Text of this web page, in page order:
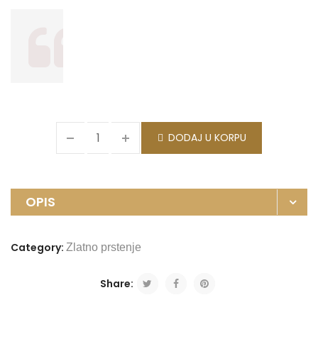
DODAJ U KORPU
OPIS
Category: Zlatno prstenje
Share: